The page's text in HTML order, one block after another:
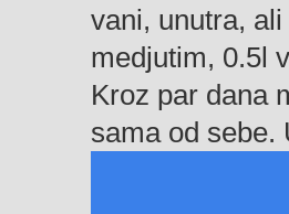
vani, unutra,
medjutim, 0.5l
Kroz par dana
sama od sebe.